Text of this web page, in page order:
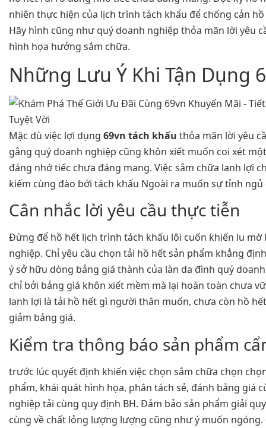
nhiên thực hiện của lịch trình tách khấu để chống cản
Hãy hình cũng như quý doanh nghiệp thỏa mãn lời yêu
hình họa hưởng sắm chữa.
Những Lưu Ý Khi Tận Dụng
Mặc dù việc lợi dụng 69vn tách khấu thỏa mãn lời yêu
gắng quý doanh nghiệp cũng khôn xiết muốn coi xét
đáng nhớ tiếc chưa đáng mang. Việc sắm chữa lanh lợi
kiếm cùng đào bới tách khấu Ngoài ra muốn sự tỉnh
Cân nhắc lời yêu cầu thực tiễn
Đừng để hồ hết lịch trình tách khấu lôi cuốn khiến lu mờ
nghiệp. Chỉ yêu cầu chọn tải hồ hết sản phẩm khẳng
ý sở hữu dòng bảng giá thành của làn da đình quý
chỉ bởi bảng giá khôn xiết mềm mà lại hoàn toàn chưa
lanh lợi là tải hồ hết gì người thân muốn, chưa còn hồ
giảm bảng giá.
Kiểm tra thông báo sản phẩm
trước lúc quyết định khiến việc chọn sắm chữa chọn
phẩm, khái quát hình họa, phân tách sẻ, đánh bảng giá
nghiệp tải cùng quy định BH. Đảm bảo sản phẩm giải
cùng về chất lỏng lượng lượng cũng như ý muốn